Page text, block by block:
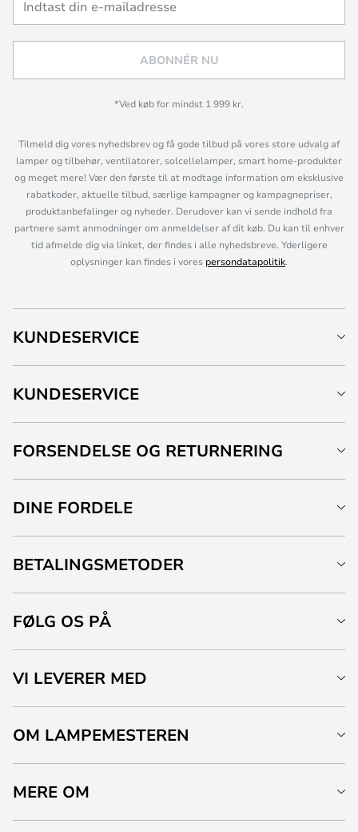
ABONNÉR NU
*Ved køb for mindst 1 999 kr.
Tilmeld dig vores nyhedsbrev og få gode tilbud på vores store udvalg af
lamper og tilbehør, ventilatorer, solcellelamper, smart home-produkter
og meget mere! Vær den første til at modtage information om eksklusive
rabatkoder, aktuelle tilbud, særlige kampagner og kampagnepriser,
produktanbefalinger og nyheder. Derudover kan vi sende indhold fra
partnere samt anmodninger om anmeldelser af dit køb. Du kan til enhver
tid afmelde dig via linket, der findes i alle nyhedsbreve. Yderligere
oplysninger kan findes i vores persondatapolitik.
KUNDESERVICE
KUNDESERVICE
FORSENDELSE OG RETURNERING
DINE FORDELE
BETALINGSMETODER
FØLG OS PÅ
VI LEVERER MED
OM LAMPEMESTEREN
MERE OM